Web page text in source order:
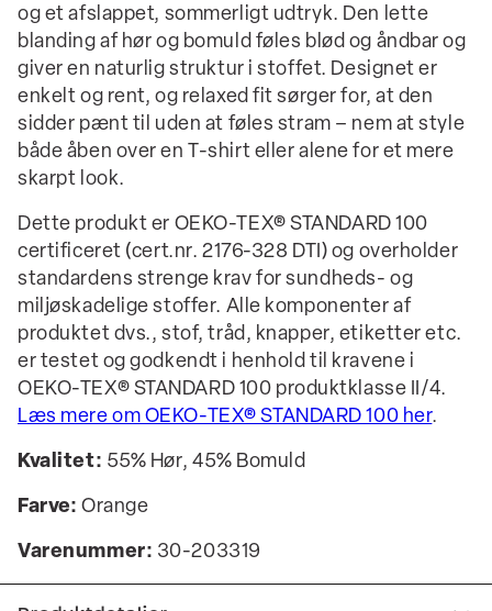
og et afslappet, sommerligt udtryk. Den lette
blanding af hør og bomuld føles blød og åndbar og
giver en naturlig struktur i stoffet. Designet er
enkelt og rent, og relaxed fit sørger for, at den
sidder pænt til uden at føles stram – nem at style
både åben over en T-shirt eller alene for et mere
skarpt look.
Dette produkt er OEKO-TEX® STANDARD 100
certificeret (cert.nr. 2176-328 DTI) og overholder
standardens strenge krav for sundheds- og
miljøskadelige stoffer. Alle komponenter af
produktet dvs., stof, tråd, knapper, etiketter etc.
er testet og godkendt i henhold til kravene i
OEKO-TEX® STANDARD 100 produktklasse II/4.
Læs mere om OEKO-TEX® STANDARD 100 her.
Kvalitet: 55% Hør, 45% Bomuld
Farve: Orange
Varenummer: 30-203319